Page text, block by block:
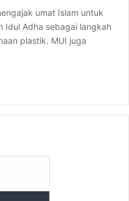
umat Islam untuk
Idul Adha sebagai langkah
plastik. MUI juga